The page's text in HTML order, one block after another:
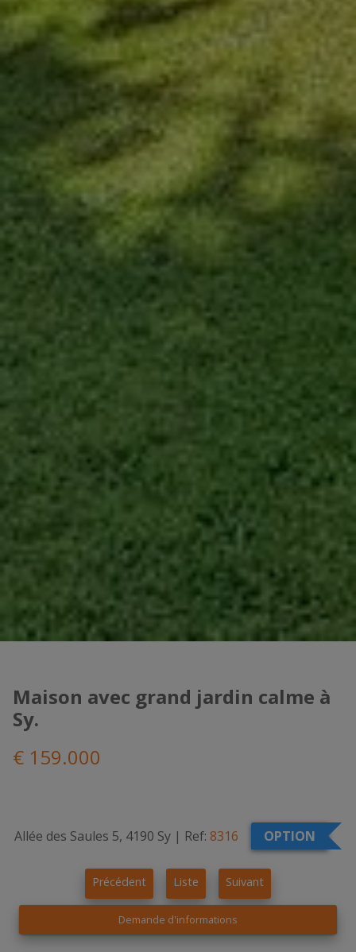
Maison avec grand jardin calme à
Sy.
€ 159.000
Allée des Saules 5, 4190 Sy | Ref: 8316 OPTION
Précédent Liste Suivant
Demande d'informations